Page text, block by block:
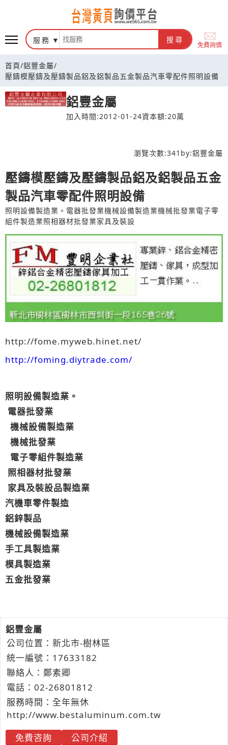
台灣黃頁詢價平台
服務 搜尋
免費詢價
首頁/鋁豐金屬/
壓鑄模壓鑄及壓鑄製品鋁及鋁製品五金製品汽車零配件照明設備
鋁豐金屬
加入時間:2012-01-24資本額:20萬
瀏覽次數:341 by:鋁豐金屬
壓鑄模壓鑄及壓鑄製品鋁及鋁製品五金
製品汽車零配件照明設備
照明設備製造業。電器批發業機械設備製造業機械批發業電子零
組件製造業照相器材批發業家具及裝設
http://fome.myweb.hinet.net/
http://foming.diytrade.com/
照明設備製造業。
電器批發業
機械設備製造業
機械批發業
電子零組件製造業
照相器材批發業
家具及裝設品製造業
汽機車零件製造
鋁鋅製品
機械設備製造業
手工具製造業
模具製造業
五金批發業
鋁豐金屬
公司位置：新北市-樹林區
統一編號：17633182
聯絡人：鄭素卿
電話： 02-26801812
服務時間：全年無休
http://www.bestaluminum.com.tw
免費咨詢
公司介紹